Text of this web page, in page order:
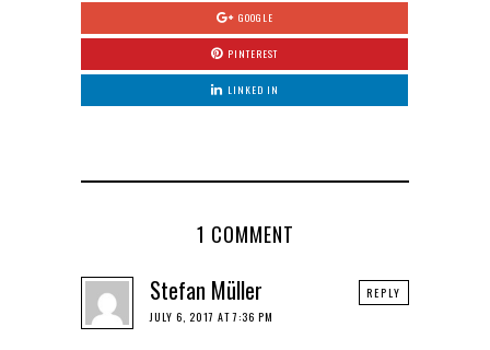
GOOGLE
PINTEREST
LINKED IN
1 COMMENT
Stefan Müller
JULY 6, 2017 AT 7:36 PM
REPLY